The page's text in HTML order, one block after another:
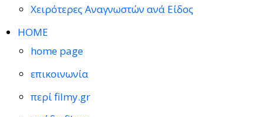
Χειρότερες Αναγνωστών ανά Είδος
HOME
home page
επικοινωνία
περί filmy.gr